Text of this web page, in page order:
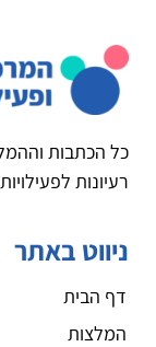
כל הכתבות
רעיונות
ניווט באתר
דף הבית
המלצות